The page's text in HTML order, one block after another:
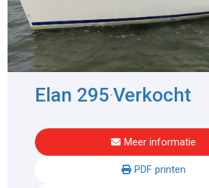
Elan 295-Verkocht
Meer informatie
PDF printen